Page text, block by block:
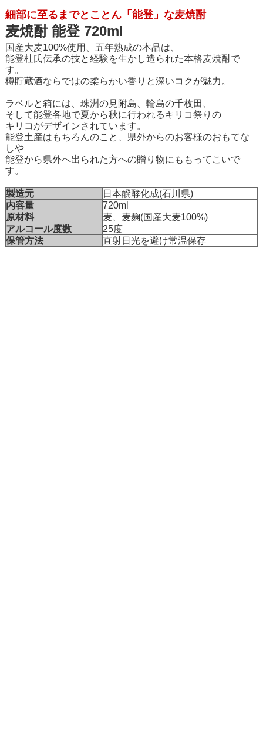
細部に至るまでとことん「能登」な麦焼酎
麦焼酎 能登 720ml
国産大麦100%使用、五年熟成の本品は、
能登杜氏伝承の技と経験を生かし造られた本格麦焼酎で
す。
樽貯蔵酒ならではの柔らかい香りと深いコクが魅力。
ラベルと箱には、珠洲の見附島、輪島の千枚田、
そして能登各地で夏から秋に行われるキリコ祭りの
キリコがデザインされています。
能登土産はもちろんのこと、県外からのお客様のおもてな
しや
能登から県外へ出られた方への贈り物にももってこいで
す。
製造元
日本醗酵化成(石川県)
内容量
720ml
原材料
麦、麦麹(国産大麦100%)
アルコール度数
25度
保管方法
直射日光を避け常温保存